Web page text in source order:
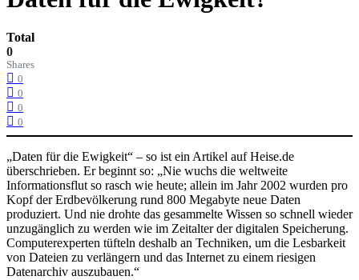
Total
0
Shares
0
0
0
0
„Daten für die Ewigkeit“ – so ist ein Artikel auf Heise.de
überschrieben. Er beginnt so: „Nie wuchs die weltweite
Informationsflut so rasch wie heute; allein im Jahr 2002 wurden pro
Kopf der Erdbevölkerung rund 800 Megabyte neue Daten
produziert. Und nie drohte das gesammelte Wissen so schnell wieder
unzugänglich zu werden wie im Zeitalter der digitalen Speicherung.
Computerexperten tüfteln deshalb an Techniken, um die Lesbarkeit
von Dateien zu verlängern und das Internet zu einem riesigen
Datenarchiv auszubauen.“